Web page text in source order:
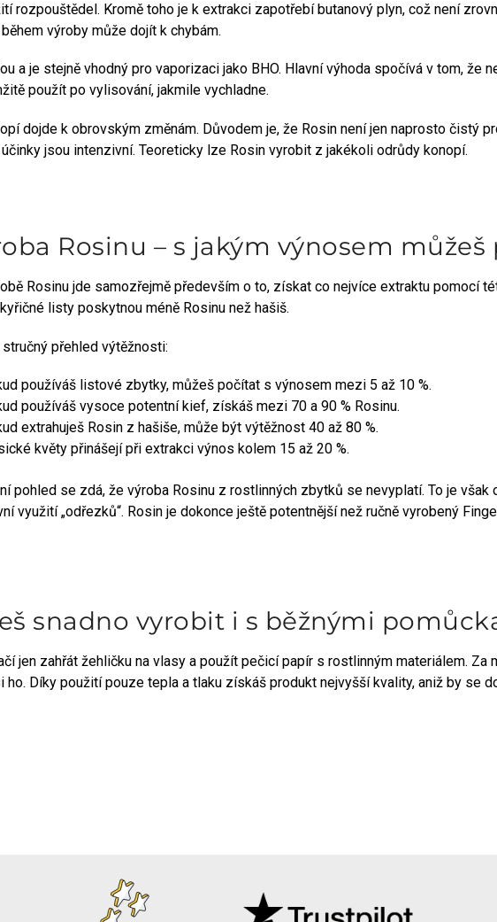
rozpouštědel. Kromě toho je k extrakci zapotřebí butanový plyn, což není
výroby může dojít k chybám.
a je stejně vhodný pro vaporizaci jako BHO. Hlavní výhoda spočívá v tom, že
použít po vylisování, jakmile vychladne.
dojde k obrovským změnám. Důvodem je, že Rosin není jen naprosto čistý
jsou intenzivní. Teoreticky lze Rosin vyrobit z jakékoli odrůdy konopí.
Rosinu – s jakým výnosem
Rosinu jde samozřejmě především o to, získat co nejvíce extraktu pomocí
listy poskytnou méně Rosinu než hašiš.
přehled výtěžnosti:
používáš listové zbytky, můžeš počítat s výnosem mezi 5 až 10 %.
používáš vysoce potentní kief, získáš mezi 70 a 90 % Rosinu.
extrahuješ Rosin z hašiše, může být výtěžnost 40 až 80 %.
květy přinášejí při extrakci výnos kolem 15 až 20 %.
pohled se zdá, že výroba Rosinu z rostlinných zbytků se nevyplatí. To je
využití „odřezků“. Rosin je dokonce ještě potentnější než ručně vyrobený
snadno vyrobit i s běžnými
jen zahřát žehličku na vlasy a použít pečicí papír s rostlinným materiálem. Za
Díky použití pouze tepla a tlaku získáš produkt nejvyšší kvality, aniž by se